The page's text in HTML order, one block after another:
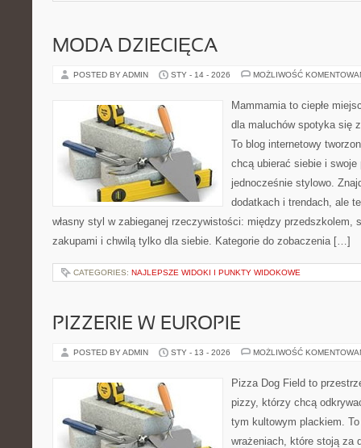
MODA DZIECIĘCA
POSTED BY ADMIN STY - 14 - 2026 MOŻLIWOŚĆ
Mammamia to ciepłe
dla maluchów spotyka się
To blog internetowy
chcą ubierać siebie i
jednocześnie stylowo.
dodatkach i trendach, ale
własny styl w zabieganej rzeczywistości: między przedszkolem,
zakupami i chwilą tylko dla siebie. Kategorie do zobaczenia […]
CATEGORIES: NAJLEPSZE WIDOKI I PUNKTY WIDOKOWE
PIZZERIE W EUROPIE
POSTED BY ADMIN STY - 13 - 2026 MOŻLIWOŚĆ
Pizza Dog Field to
pizzy, którzy chcą
tym kultowym plackiem.
wrażeniach, które stoją za